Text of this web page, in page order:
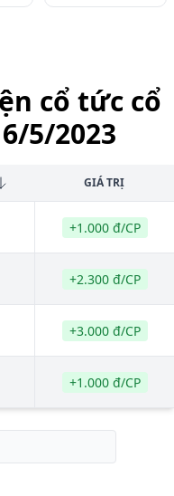
cổ tức cổ
5/2023
GIÁ TRỊ
+1.000 đ/CP
+2.300 đ/CP
+3.000 đ/CP
+1.000 đ/CP